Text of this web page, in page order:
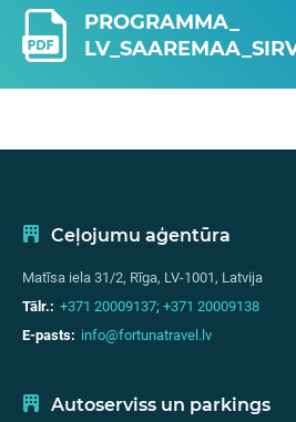
PROGRAMMA_
Ceļojumu aģentūra
Matīsa iela 31/2, Rīga, LV-1001, Latvija
Tālr.: +371 20009137; +371 20009138
E-pasts: info@fortunatravel.lv
Autoserviss un parkings